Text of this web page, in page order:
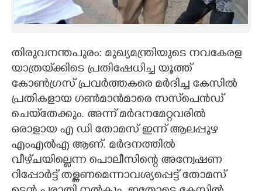
CARTOONS
LITERATURE
ZOOM
തിരുവനന്തപുരം: മുഖ്യമന്ത്രിയുടെ നവകേരള
യാത്രയ്‌ക്കിടെ പ്രതിഷേധിച്ച യൂത്ത്
കോൺഗ്രസ് പ്രവർത്തകരെ മർദിച്ച കേസിൽ
പ്രതികളായ ഗൺമാൻമാരെ സസ്‌‌പെൻഡ്
ചെയ്‌തേക്കും. അന്ന് മർദനമേറ്റവരിൽ
ഒരാളായ എ ഡി തോമസ് ഇന്ന് ആലപ്പുഴ
എംഎൽഎ ആണ്. മർദനത്തിൽ
വീഴ്‌ചയില്ലെന്ന പൊലീസിന്റെ അന്വേഷണ
റിപ്പോർട്ട് തള്ളണമെന്നാവശ്യപ്പെട്ട് തോമസ്